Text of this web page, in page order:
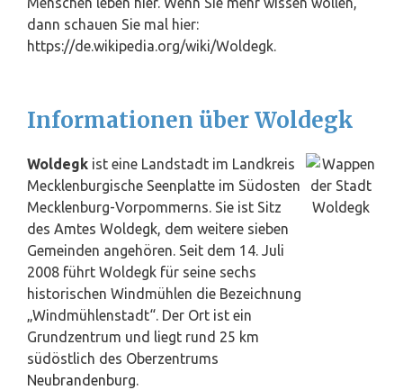
dann schauen Sie mal hier:
https://de.wikipedia.org/wiki/Woldegk.
Informationen über Woldegk
Woldegk ist eine Landstadt im Landkreis
Mecklenburgische Seenplatte im Südosten
Mecklenburg-Vorpommerns. Sie ist Sitz
des Amtes Woldegk, dem weitere sieben
Gemeinden angehören. Seit dem 14. Juli
2008 führt Woldegk für seine sechs
historischen Windmühlen die Bezeichnung
„Windmühlenstadt“. Der Ort ist ein
Grundzentrum und liegt rund 25 km
südöstlich des Oberzentrums
Neubrandenburg.